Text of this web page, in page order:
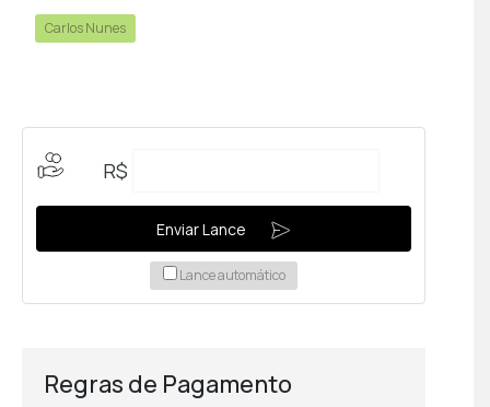
Carlos Nunes
R$
Lance automático
Enviar Lance
Regras de Pagamento